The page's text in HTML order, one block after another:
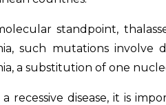
standpoint,
such mutations
a substitution of one
a recessive disease, it is